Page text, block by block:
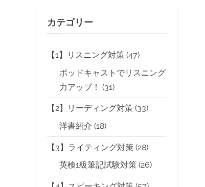
カテゴリー
【1】リスニング対策 (47)
ポッドキャストでリスニング
力アップ！ (31)
【2】リーディング対策 (33)
洋書紹介 (18)
【3】ライティング対策 (28)
英検1級筆記試験対策 (26)